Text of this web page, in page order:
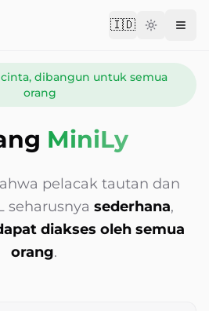
🇮🇩Change
dibangun untuk semua
orang
MiniLy
pelacak tautan dan
seharusnya sederhana,
diakses oleh semua
orang.